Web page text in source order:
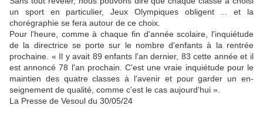
un sport en particulier, Jeux Olympiques obligent ... et la
chorégraphie se fera autour de ce choix.
Pour l'heure, comme à chaque fin d'année scolaire, l'inquiétude
de la directrice se porte sur le nombre d'enfants à la rentrée
prochaine. « Il y avait 89 enfants l'an dernier, 83 cette année et il
est annoncé 78 l'an prochain. C'est une vraie inquiétude pour le
maintien des quatre classes à l'avenir et pour garder un en­
seignement de qualité, comme c'est le cas aujourd'hui ».
La Presse de Vesoul du 30/05/24